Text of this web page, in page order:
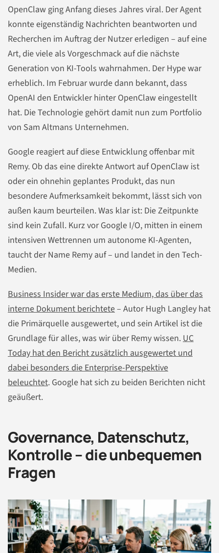
OpenClaw ging Anfang dieses Jahres viral. Der Agent
konnte eigenständig Nachrichten beantworten und
Recherchen im Auftrag der Nutzer erledigen – auf eine
Art, die viele als Vorgeschmack auf die nächste
Generation von KI-Tools wahrnahmen. Der Hype war
erheblich. Im Februar wurde dann bekannt, dass
OpenAI den Entwickler hinter OpenClaw eingestellt
hat. Die Technologie gehört damit nun zum Portfolio
von Sam Altmans Unternehmen.
Google reagiert auf diese Entwicklung offenbar mit
Remy. Ob das eine direkte Antwort auf OpenClaw ist
oder ein ohnehin geplantes Produkt, das nun
besondere Aufmerksamkeit bekommt, lässt sich von
außen kaum beurteilen. Was klar ist: Die Zeitpunkte
sind kein Zufall. Kurz vor Google I/O, mitten in einem
intensiven Wettrennen um autonome KI-Agenten,
taucht der Name Remy auf – und landet in den Tech-
Medien.
Business Insider war das erste Medium, das über das
interne Dokument berichtete– Autor Hugh Langley hat
die Primärquelle ausgewertet, und sein Artikel ist die
Grundlage für alles, was wir über Remy wissen. UC
Today hat den Bericht zusätzlich ausgewertet und
dabei besonders die Enterprise-Perspektive
beleuchtet. Google hat sich zu beiden Berichten nicht
geäußert.
Governance, Datenschutz,
Kontrolle – die unbequemen
Fragen